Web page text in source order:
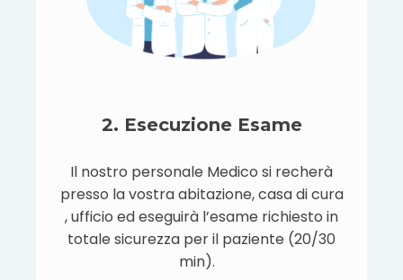
2. Esecuzione Esame
Il nostro personale Medico si recherà
presso la vostra abitazione, casa di cura
, ufficio ed eseguirà l’esame richiesto in
totale sicurezza per il paziente (20/30
min).